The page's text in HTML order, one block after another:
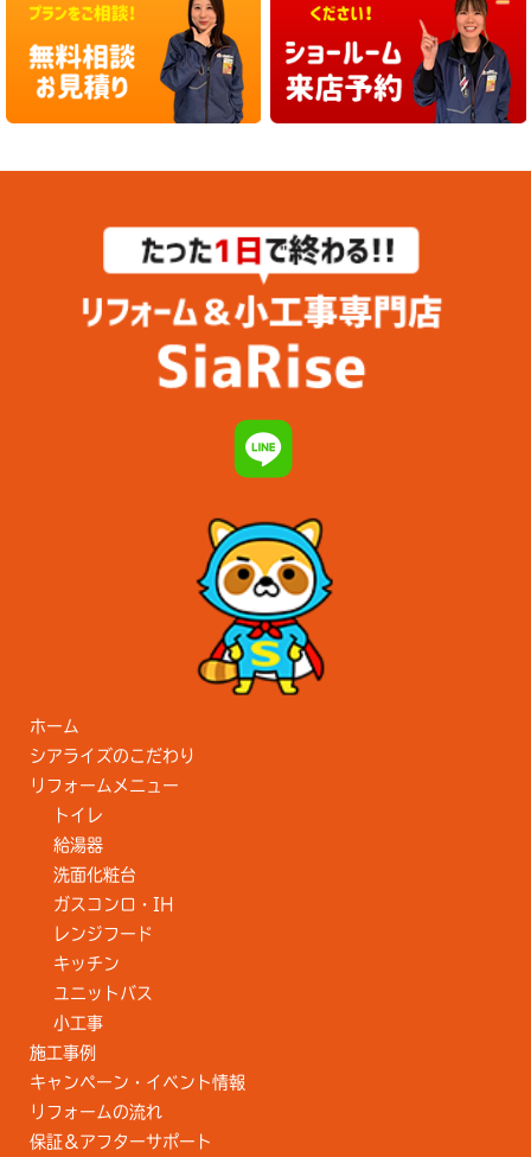
ホーム
シアライズのこだわり
リフォームメニュー
トイレ
給湯器
洗面化粧台
ガスコンロ・IH
レンジフード
キッチン
ユニットバス
小工事
施工事例
キャンペーン・イベント情報
リフォームの流れ
保証＆アフターサポート